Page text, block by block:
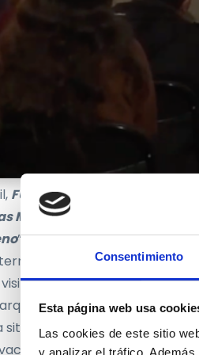
Consentimiento
Esta página web usa
Las cookies de este sitio
y analizar el tráfico.
FUNPASOS
Medianías: Posibilidades
”, presentando la
y protección contra los
pudimos analizar junto al
Nacional de Garajonai
situación de la zona, los
y desarrollo de la zona.